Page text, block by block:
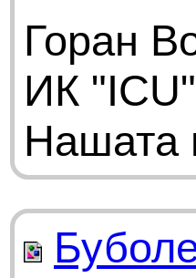
Горан
ИК "ICU"
Нашата